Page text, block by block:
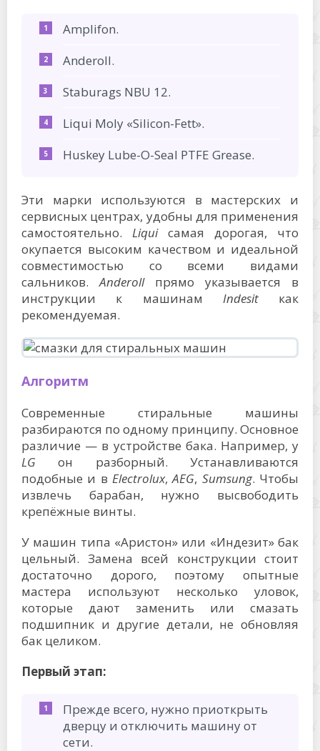
Amplifon.
Anderoll.
Staburags NBU 12.
Liqui Moly «Silicon-Fett».
Huskey Lube-O-Seal PTFE Grease.
Эти марки используются в мастерских и
сервисных центрах, удобны для применения
самостоятельно. Liquiсамая дорогая, что
окупается высоким качеством и идеальной
совместимостью со всеми видами
сальников.Anderollпрямо указывается в
инструкции к машинам Indesitкак
рекомендуемая.
Алгоритм
Современные стиральные машины
разбираются по одному принципу. Основное
различие — в устройстве бака. Например, у
LG он разборный. Устанавливаются
подобные и в Electrolux,AEG, Sumsung. Чтобы
извлечь барабан, нужно высвободить
крепёжные винты.
У машин типа «Аристон» или «Индезит» бак
цельный. Замена всей конструкции стоит
достаточно дорого, поэтому опытные
мастера используют несколько уловок,
которые дают заменить или смазать
подшипник и другие детали, не обновляя
бак целиком.
Первый этап:
Прежде всего, нужно приоткрыть
дверцу и отключить машину от
сети.